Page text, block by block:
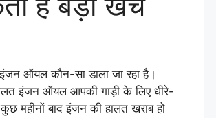
ऑयल कौन-सा डाला जा रहा है।
इंजन ऑयल आपकी गाड़ी के लिए धीरे-
महीनों बाद इंजन की हालत खराब हो